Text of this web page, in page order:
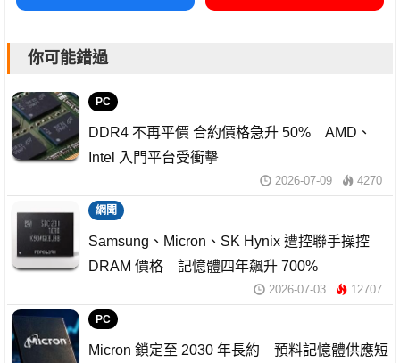
你可能錯過
PC
DDR4 不再平價 合約價格急升 50% AMD、
Intel 入門平台受衝擊
2026-07-09 4270
網聞
Samsung、Micron、SK Hynix 遭控聯手操控
DRAM 價格 記憶體四年飆升 700%
2026-07-03 12707
PC
Micron 鎖定至 2030 年長約 預料記憶體供應短